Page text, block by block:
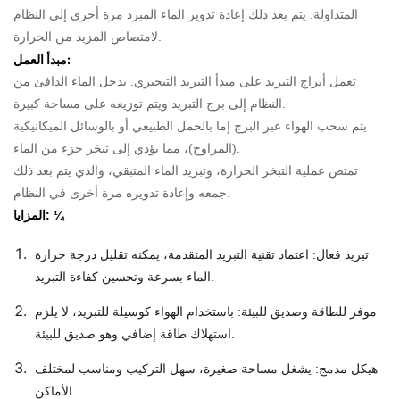
المتداولة. يتم بعد ذلك إعادة تدوير الماء المبرد مرة أخرى إلى النظام
مبدأ العمل:
تعمل أبراج التبريد على مبدأ التبريد التبخيري. يدخل الماء الدافئ من
يتم سحب الهواء عبر البرج إما بالحمل الطبيعي أو بالوسائل الميكانيكية
تمتص عملية التبخر الحرارة، وتبريد الماء المتبقي، والذي يتم بعد ذلك
المزايا: ¼
تبريد فعال: اعتماد تقنية التبريد المتقدمة، يمكنه تقليل درجة حرارة
الماء بسرعة وتحسين كفاءة التبريد.
موفر للطاقة وصديق للبيئة: باستخدام الهواء كوسيلة للتبريد، لا يلزم
استهلاك طاقة إضافي وهو صديق للبيئة.
هيكل مدمج: يشغل مساحة صغيرة، سهل التركيب ومناسب لمختلف
الأماكن.